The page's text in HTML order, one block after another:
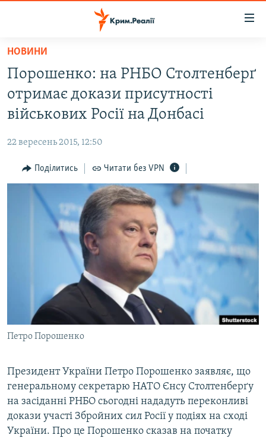
Перейти
основного
матеріалу
Перейти
до
основної
навігації
Перейти
до
пошуку
ВОДА.КРИМ
ВІДЕО ТА ФОТО
БЛОГИ
ПОГЛЯД
ІНТЕРВ'Ю
ВСЕ ЗА ДЕНЬ
СПЕЦПРОЕКТИ
ВІДЕОУРОКИ «ELIFBE»
СВІДЧЕННЯ ОКУПАЦІЇ
УКРАЇНСЬКА ПРОБЛЕМА КРИМУ
ІНФОГРАФІКА
ЯК ОБІЙТИ БЛОКУВАННЯ
Qırımtatar
ДОЛУЧАЙСЯ!
Усі сайти RFE/RL
НОВИНИ
Порошенко: на РНБО Столтенберґ
отримає докази присутності
військових Росії на Донбасі
22 вересень 2015, 12:50
Поділитись Читати без VPN
Петро Порошенко
Президент України Петро Порошенко заявляє, що
генеральному секретарю НАТО Єнсу Столтенберґу
на засіданні РНБО сьогодні нададуть переконливі
докази участі Збройних сил Росії у подіях на сході
України. Про це Порошенко сказав на початку